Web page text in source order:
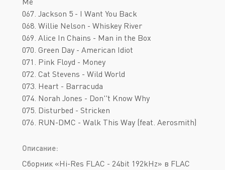
067. Jackson 5 - I Want You Back
068. Willie Nelson - Whiskey River
069. Alice In Chains - Man in the Box
070. Green Day - American Idiot
071. Pink Floyd - Money
072. Cat Stevens - Wild World
073. Heart - Barracuda
074. Norah Jones - Don''t Know Why
075. Disturbed - Stricken
076. RUN-DMC - Walk This Way (feat. Aerosmith)
Описание:
Сборник «Hi-Res FLAC - 24bit 192kHz» в FLAC